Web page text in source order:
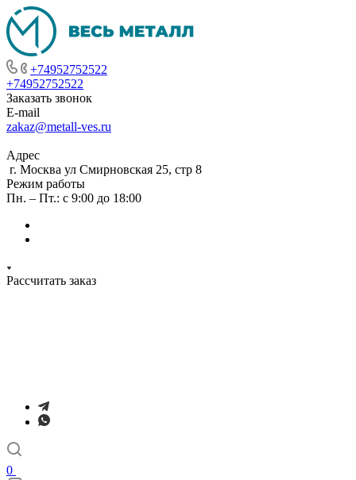
+74952752522
+74952752522
Заказать звонок
E-mail
zakaz@metall-ves.ru
Адрес
г. Москва ул Смирновская 25, стр 8
Режим работы
Пн. – Пт.: с 9:00 до 18:00
Рассчитать заказ
0